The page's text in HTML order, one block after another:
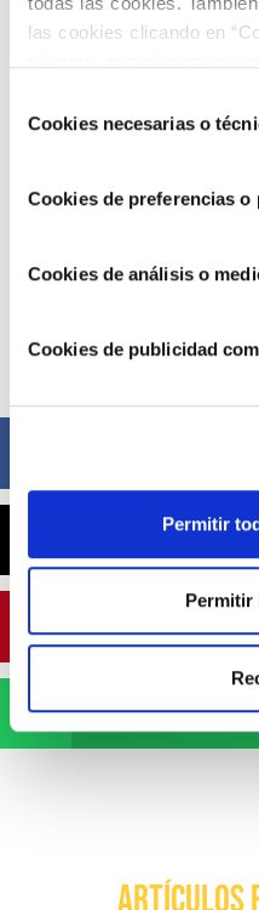
las cookies clicando en
COOKIES.
deCookies necesarias o
Cookies de preferencias o
Cookies de análisis o
Cookies de publicidad
Permitir
Permitir
Pinterest
WhatsApp